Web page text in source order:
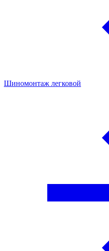
Шиномонтаж легковой